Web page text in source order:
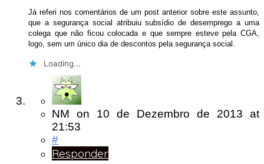
Já referi nos comentários de um post anterior sobre este assunto,
que a segurança social atribuiu subsídio de desemprego a uma
colega que não ficou colocada e que sempre esteve pela CGA,
logo, sem um único dia de descontos pela segurança social.
Loading...
NM on 10 de Dezembro de 2013 at
21:53
#
Responder